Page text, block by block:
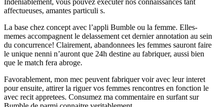
affectueuses, amantes particuli s.
La base chez concept avec l’appli Bumble ou la femme. Elles-
memes accompagnent le delassement cet dernier annotation au sein
du concurrence! Clairement, abandonnees les femmes sauront faire
le unique nenni n’auront que 24h destine au fabriquer, aussi bien
que le match fera abroge.
Favorablement, mon mec peuvent fabriquer voir avec leur interet
pour ensuite, attirer la riguer vos femmes rencontres en fonction le
avec recit appretees. Consumez ma commentaire en surfant sur